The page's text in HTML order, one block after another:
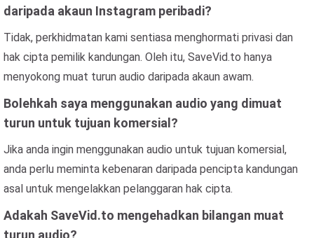
daripada akaun Instagram peribadi?
Tidak, perkhidmatan kami sentiasa menghormati privasi dan
hak cipta pemilik kandungan. Oleh itu, SaveVid.to hanya
menyokong muat turun audio daripada akaun awam.
Bolehkah saya menggunakan audio yang dimuat
turun untuk tujuan komersial?
Jika anda ingin menggunakan audio untuk tujuan komersial,
anda perlu meminta kebenaran daripada pencipta kandungan
asal untuk mengelakkan pelanggaran hak cipta.
Adakah SaveVid.to mengehadkan bilangan muat
turun audio?